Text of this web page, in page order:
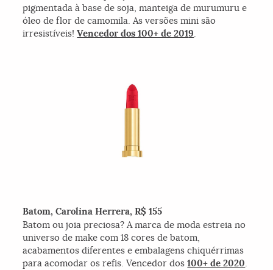
pigmentada à base de soja, manteiga de murumuru e
óleo de flor de camomila. As versões mini são
irresistíveis!Vencedor dos 100+ de 2019
Batom, Carolina Herrera, R$ 155
Batom ou joia preciosa? A marca de moda estreia no
universo de make com 18 cores de batom,
acabamentos diferentes e embalagens chiquérrimas
para acomodar os refis. Vencedor dos100+ de 2020